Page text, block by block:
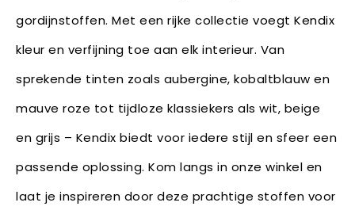
gordijnstoffen. Met een rijke collectie voegt Kendix
kleur en verfijning toe aan elk interieur. Van
sprekende tinten zoals aubergine, kobaltblauw en
mauve roze tot tijdloze klassiekers als wit, beige
en grijs – Kendix biedt voor iedere stijl en sfeer een
passende oplossing. Kom langs in onze winkel en
laat je inspireren door deze prachtige stoffen voor